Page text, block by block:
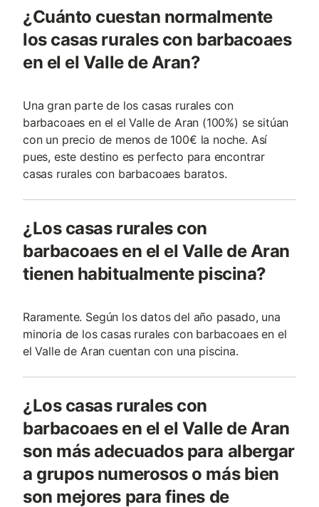
¿Cuánto cuestan normalmente
los casas rurales con barbacoaes
en el el Valle de Aran?
Una gran parte de los casas rurales con
barbacoaes en el el Valle de Aran (100%) se sitúan
con un precio de menos de 100€ la noche. Así
pues, este destino es perfecto para encontrar
casas rurales con barbacoaes baratos.
¿Los casas rurales con
barbacoaes en el el Valle de Aran
tienen habitualmente piscina?
Raramente. Según los datos del año pasado, una
minoria de los casas rurales con barbacoaes en el
el Valle de Aran cuentan con una piscina.
¿Los casas rurales con
barbacoaes en el el Valle de Aran
son más adecuados para albergar
a grupos numerosos o más bien
son mejores para fines de